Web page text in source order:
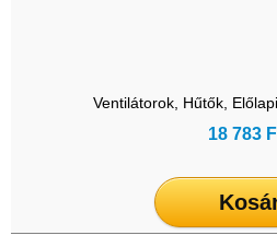
Ventilátorok, Hűtők,
18 783